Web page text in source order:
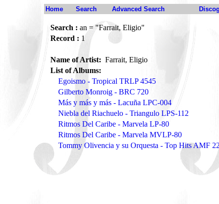
Home Search Advanced Search
Search : an = "Farrait, Eligio"
Record : 1
Name of Artist: Farrait, Eligio
List of Albums:
Egoismo - Tropical TRLP 4545
Gilberto Monroig - BRC 720
Más y más y más - Lacuña LPC-004
Niebla del Riachuelo - Triangulo LPS-112
Ritmos Del Caribe - Marvela LP-80
Ritmos Del Caribe - Marvela MVLP-80
Tommy Olivencia y su Orquesta - Top Hits AMF